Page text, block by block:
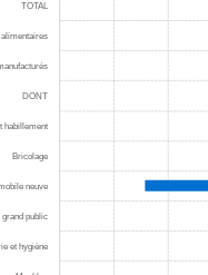
TOTAL
alimentaires
DONT
habillement
Bricolage
neuve
grand public
et hygiène